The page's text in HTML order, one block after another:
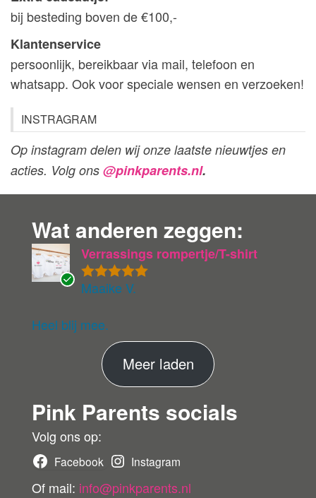
bij besteding boven de €100,-
Klantenservice
persoonlijk, bereikbaar via mail, telefoon en
whatsapp. Ook voor speciale wensen en verzoeken!
INSTRAGRAM
Op instagram delen wij onze laatste nieuwtjes en
acties. Volg ons @pinkparents.nl.
Wat anderen zeggen:
eri
r
Gewaardeer
Verrassings rompertje/T-shirt
Maaike V.
Heel blij mee.
Meer ladenM
e
e
Pink Parents socials
Volg ons op:
Facebook Instagram
Of mail: info@pinkparents.nl